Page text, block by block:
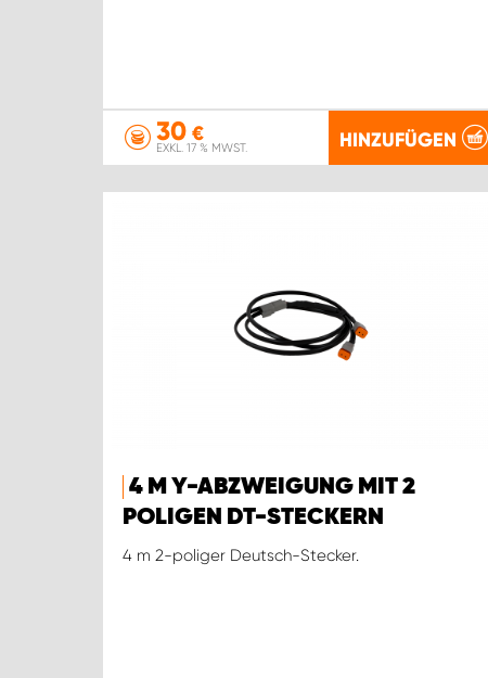
30 €
EXKL. 17 % MWST. HINZUFÜGEN
4 M Y-ABZWEIGUNG MIT 2
POLIGEN DT-STECKERN
4 m 2-poliger Deutsch-Stecker.